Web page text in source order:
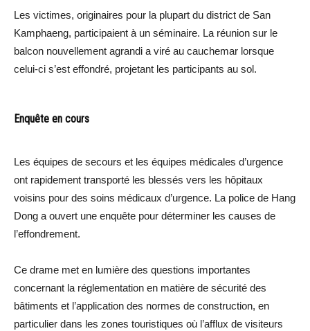
Les victimes, originaires pour la plupart du district de San
Kamphaeng, participaient à un séminaire. La réunion sur le
balcon nouvellement agrandi a viré au cauchemar lorsque
celui-ci s’est effondré, projetant les participants au sol.
Enquête en cours
Les équipes de secours et les équipes médicales d’urgence
ont rapidement transporté les blessés vers les hôpitaux
voisins pour des soins médicaux d’urgence. La police de Hang
Dong a ouvert une enquête pour déterminer les causes de
l’effondrement.
Ce drame met en lumière des questions importantes
concernant la réglementation en matière de sécurité des
bâtiments et l’application des normes de construction, en
particulier dans les zones touristiques où l’afflux de visiteurs